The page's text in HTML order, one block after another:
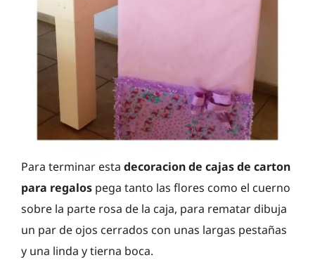
Para terminar esta decoracion de cajas de carton
para regalos pega tanto las flores como el cuerno
sobre la parte rosa de la caja, para rematar dibuja
un par de ojos cerrados con unas largas pestañas
y una linda y tierna boca.